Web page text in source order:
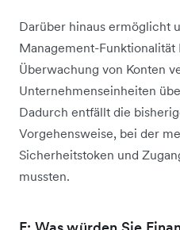
Darüber hinaus ermöglicht
Management-
Überwachung von Konten
Unternehmenseinheiten
Dadurch entfällt die
Vorgehensweise, bei der
Sicherheitstoken und
mussten.